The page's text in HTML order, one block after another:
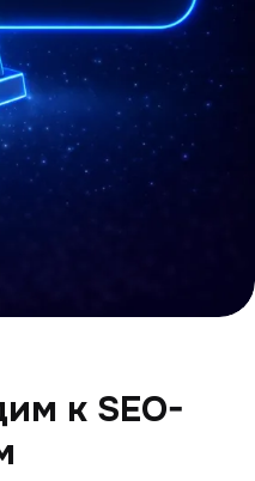
к SEO-